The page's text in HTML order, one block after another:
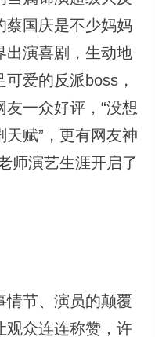
蔡国庆是不少妈妈
出演喜剧，生动地
爱的反派boss，
一众好评，“没想
赋”，更有网友神
师演艺生涯开启了
节、演员的颠覆
观众连连称赞，许